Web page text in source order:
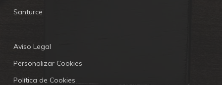
Santurce
Aviso Legal
Personalizar Cookies
Política de Cookies